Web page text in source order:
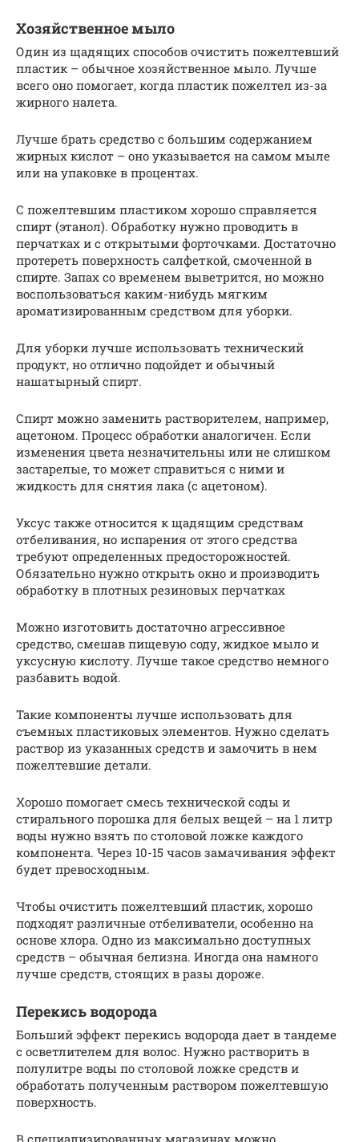
Хозяйственное мыло
Один из щадящих способов очистить пожелтевший
пластик – обычное хозяйственное мыло. Лучше
всего оно помогает, когда пластик пожелтел из-за
жирного налета.
Лучше брать средство с большим содержанием
жирных кислот – оно указывается на самом мыле
или на упаковке в процентах.
С пожелтевшим пластиком хорошо справляется
спирт (этанол). Обработку нужно проводить в
перчатках и с открытыми форточками. Достаточно
протереть поверхность салфеткой, смоченной в
спирте. Запах со временем выветрится, но можно
воспользоваться каким-нибудь мягким
ароматизированным средством для уборки.
Для уборки лучше использовать технический
продукт, но отлично подойдет и обычный
нашатырный спирт.
Спирт можно заменить растворителем, например,
ацетоном. Процесс обработки аналогичен. Если
изменения цвета незначительны или не слишком
застарелые, то может справиться с ними и
жидкость для снятия лака (с ацетоном).
Уксус также относится к щадящим средствам
отбеливания, но испарения от этого средства
требуют определенных предосторожностей.
Обязательно нужно открыть окно и производить
обработку в плотных резиновых перчатках
Можно изготовить достаточно агрессивное
средство, смешав пищевую соду, жидкое мыло и
уксусную кислоту. Лучше такое средство немного
разбавить водой.
Такие компоненты лучше использовать для
съемных пластиковых элементов. Нужно сделать
раствор из указанных средств и замочить в нем
пожелтевшие детали.
Хорошо помогает смесь технической соды и
стирального порошка для белых вещей – на 1 литр
воды нужно взять по столовой ложке каждого
компонента. Через 10-15 часов замачивания эффект
будет превосходным.
Чтобы очистить пожелтевший пластик, хорошо
подходят различные отбеливатели, особенно на
основе хлора. Одно из максимально доступных
средств – обычная белизна. Иногда она намного
лучше средств, стоящих в разы дороже.
Перекись водорода
Больший эффект перекись водорода дает в тандеме
с осветлителем для волос. Нужно растворить в
полулитре воды по столовой ложке средств и
обработать полученным раствором пожелтевшую
поверхность.